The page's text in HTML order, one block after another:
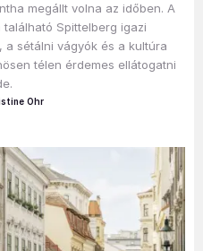
megállt volna az időben. A
Spittelberg igazi
sétálni vágyók és a kultúra
télen érdemes ellátogatni
Ohr